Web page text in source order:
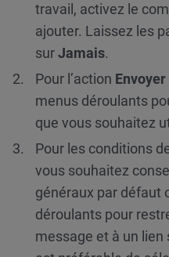
travail, activez le
ajouter. Laissez les
surJamais.
Pour l’action
menus déroulants
que vous souhaitez
Pour les conditions
vous souhaitez
généraux par défaut
déroulants pour
message et à un lien